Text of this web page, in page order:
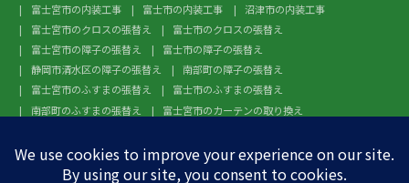
富士宮市の内装工事
富士市の内装工事
沼津市の内装工事
富士宮市のクロスの張替え
富士市のクロスの張替え
富士宮市の障子の張替え
富士市の障子の張替え
静岡市清水区の障子の張替え
南部町の障子の張替え
富士宮市のふすまの張替え
富士市のふすまの張替え
南部町のふすまの張替え
富士宮市のカーテンの取り換え
富士市のガラスフィルム施工
沼津市のガラスフィルム施工
静岡市清水区のガラスフィルム施工
南部町のガラスフィルム施工